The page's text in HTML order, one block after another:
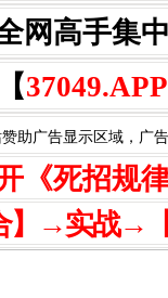
网高手集
37049.APP
赞助广告显示区域，广
《死招规
】→实战→